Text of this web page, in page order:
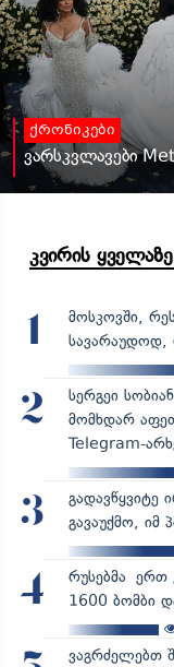
ქრონიკები
ვარსკვლავები
კვირის
1
მოსკოვში,
სავარაუდოდ,
2
სერგეი
მომხდარ
Telegram-
3
გადავწყვიტე
გავაუქმო, იმ
4
რუსებმა ერთ
1600 ბომბი
ვაგრძელებთ